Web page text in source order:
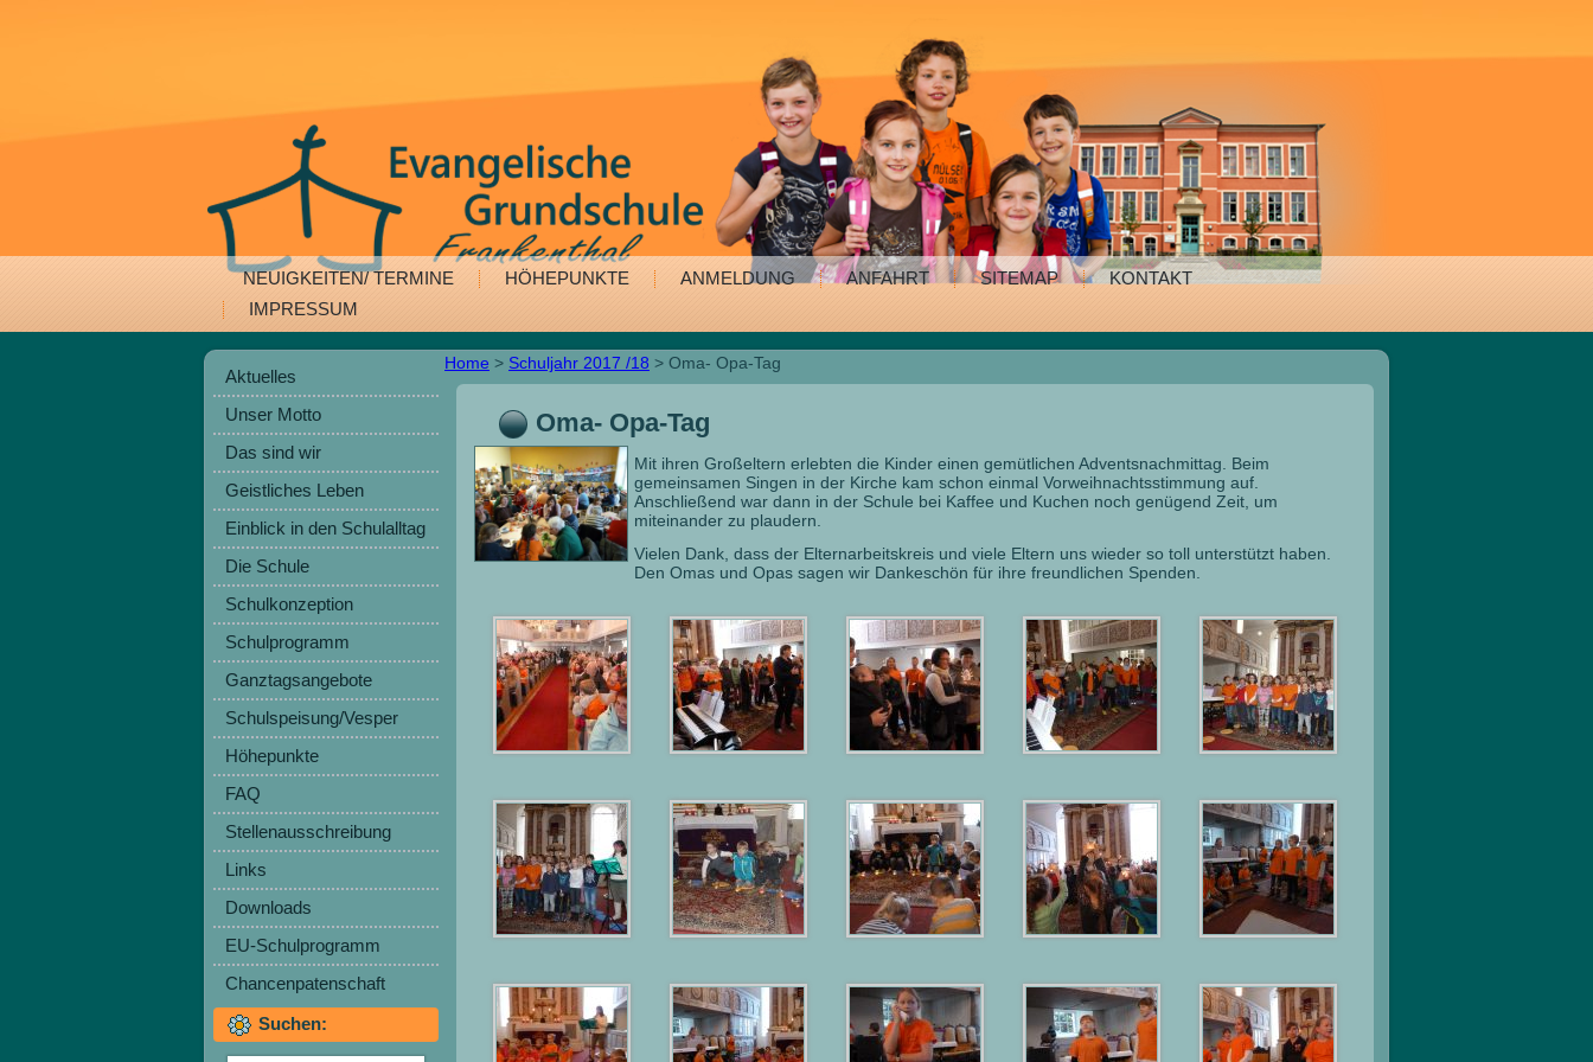
NEUIGKEITEN/ TERMINE HÖHEPUNKTE ANMELDUNG ANFAHRT SITEMAP
KONTAKT
IMPRESSUM
Aktuelles
Unser Motto
Das sind wir
Geistliches Leben
Einblick in den Schulalltag
Die Schule
Schulkonzeption
Schulprogramm
Ganztagsangebote
Schulspeisung/Vesper
Höhepunkte
FAQ
Stellenausschreibung
Links
Downloads
EU-Schulprogramm
Chancenpatenschaft
Suchen:
Home > Schuljahr 2017 /18 > Oma- Opa-Tag
Oma- Opa-Tag
Mit ihren Großeltern erlebten die Kinder einen gemütlichen Adventsnachmittag. Beim
gemeinsamen Singen in der Kirche kam schon einmal Vorweihnachtsstimmung auf.
Anschließend war dann in der Schule bei Kaffee und Kuchen noch genügend Zeit, um
miteinander zu plaudern.
Vielen Dank, dass der Elternarbeitskreis und viele Eltern uns wieder so toll unterstützt haben.
Den Omas und Opas sagen wir Dankeschön für ihre freundlichen Spenden.